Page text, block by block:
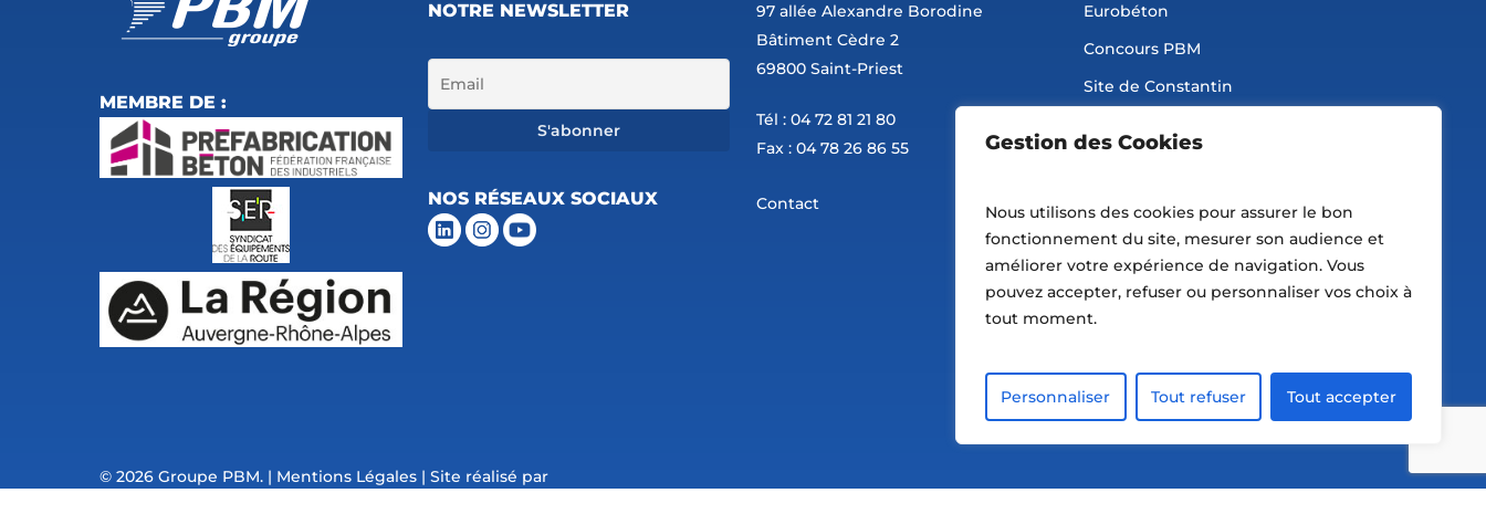
Gestion des Cookies
Nous utilisons des cookies pour assurer le bon
fonctionnement du site, mesurer son audience et
améliorer votre expérience de navigation. Vous
pouvez accepter, refuser ou personnaliser vos choix à
tout moment.
Personnaliser Tout refuser Tout accepter
MEMBRE DE :
NOTRE NEWSLETTER
NOS RÉSEAUX SOCIAUX
97 allée Alexandre Borodine
Bâtiment Cèdre 2
69800 Saint-Priest
Tél : 04 72 81 21 80
Fax : 04 78 26 86 55
Contact
Eurobéton
Concours PBM
Site de Constantin
© 2026 Groupe PBM. | Mentions Légales | Site réalisé par